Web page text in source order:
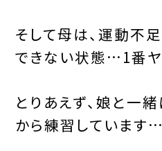
そして母は、運動不
できない状態…1番ヤ
とりあえず、娘と一
から練習しています…